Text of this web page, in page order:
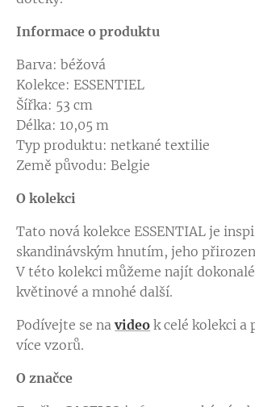
Informace o produktu
Barva: béžová
Kolekce: ESSENTIEL
Šířka: 53 cm
Délka: 10,05 m
Typ produktu: netkané textilie
Země původu: Belgie
O kolekci
Tato nová kolekce ESSENTIAL je
skandinávským hnutím, jeho
V této kolekci můžeme najít
květinové a mnohé další.
Podívejte se navideo k celé kolekci a
více vzorů.
O značce